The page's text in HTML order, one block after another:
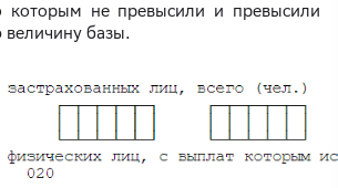
которым не превысили и превысили
величину базы.